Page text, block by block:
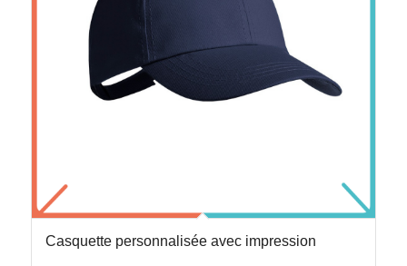
Casquette personnalisée avec impression